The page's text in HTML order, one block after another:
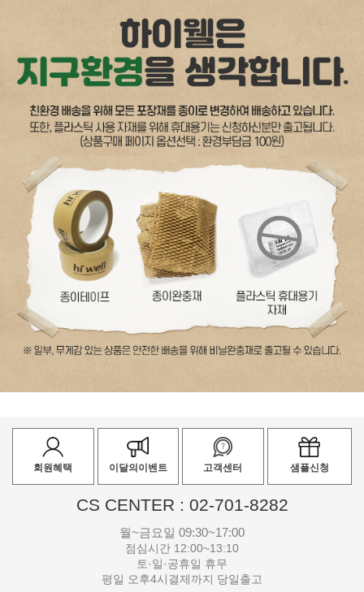
회원혜택 이달의이벤트 고객센터 샘플신청
CS CENTER : 02-701-8282
월~금요일 09:30~17:00
점심시간 12:00~13:10
토·일·공휴일 휴무
평일 오후4시결제까지 당일출고